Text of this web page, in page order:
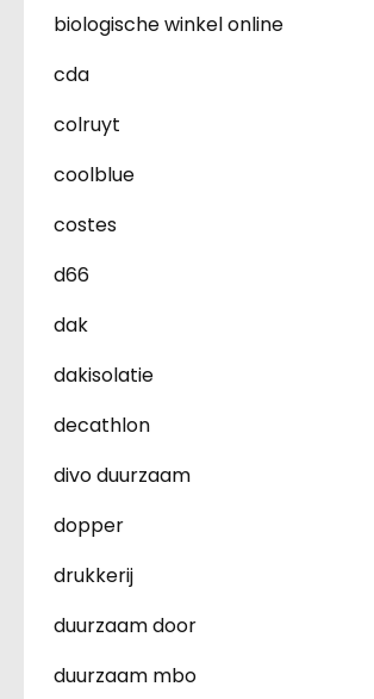
biologische winkel online
cda
colruyt
coolblue
costes
d66
dak
dakisolatie
decathlon
divo duurzaam
dopper
drukkerij
duurzaam door
duurzaam mbo